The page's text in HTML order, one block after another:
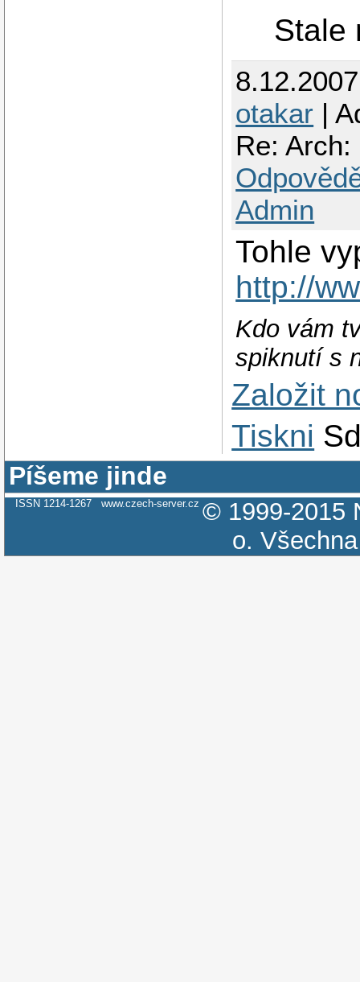
Stale
otakar |
Re:
Admin
Tohle
http://
Kdo vám
spiknutí s
Založit
Tiskni
Píšeme jinde
ISSN 1214-1267 www.czech-server.cz © 1999-2015
o.